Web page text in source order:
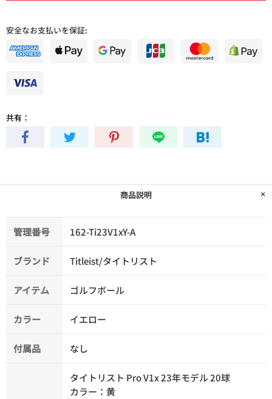
安全なお支払いを保証:
共有：
商品説明
管理番号 162-Ti23V1xY-A
ブランド Titleist/タイトリスト
アイテム ゴルフボール
カラー イエロー
付属品 なし
タイトリスト Pro V1x 23年モデル 20球
カラー：黄